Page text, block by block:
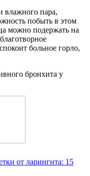
влажного пара,
побыть в этом
можно подержать на
больное горло,
бронхита у
от ларингита: 15